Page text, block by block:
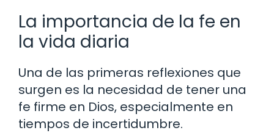
La importancia de la fe en
la vida diaria
Una de las primeras reflexiones que
surgen es la necesidad de tener una
fe firme en Dios, especialmente en
tiempos de incertidumbre.